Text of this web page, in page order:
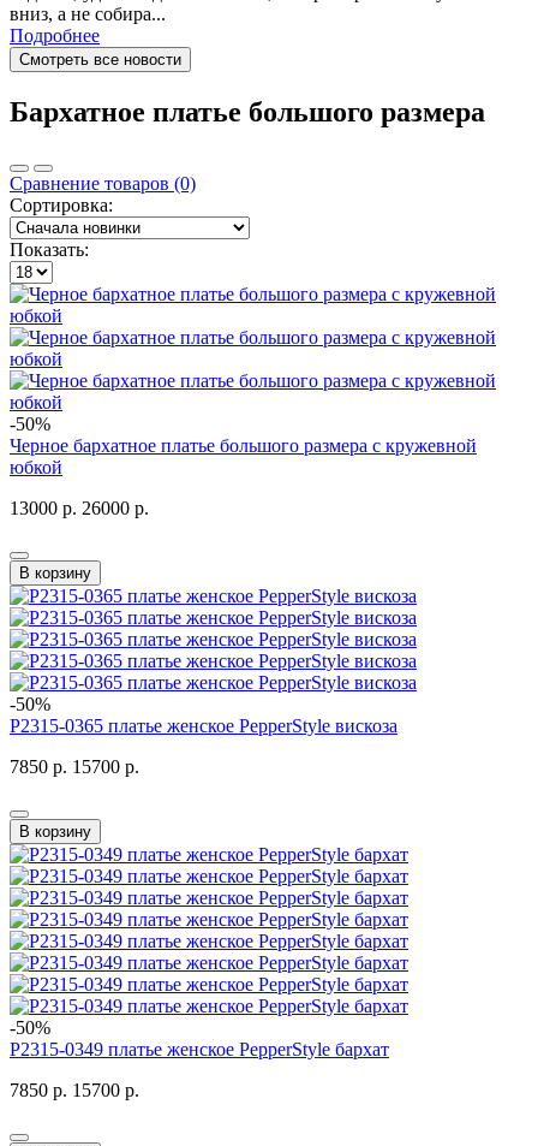
вниз, а не собира...
Подробнее
Смотреть все новости
Бархатное платье большого размера
Сравнение товаров (0)
Сортировка:
Показать:
-50%
Черное бархатное платье большого размера с кружевной
юбкой
13000 р. 26000 р.
В корзину
-50%
P2315-0365 платье женское PepperStyle вискоза
7850 р. 15700 р.
В корзину
-50%
P2315-0349 платье женское PepperStyle бархат
7850 р. 15700 р.